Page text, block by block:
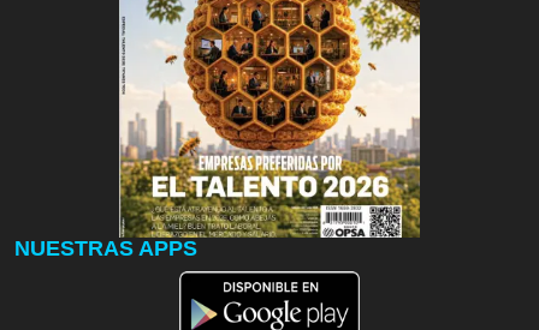
NUESTRAS APPS